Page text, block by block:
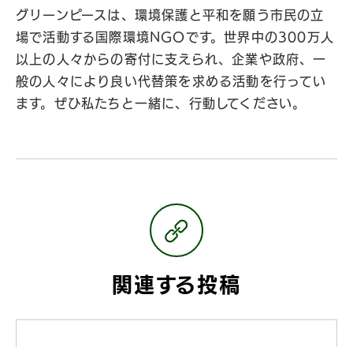
グリーンピースは、環境保護と平和を願う市民の立
場で活動する国際環境NGOです。世界中の300万人
以上の人々からの寄付に支えられ、企業や政府、一
般の人々により良い代替策を求める活動を行ってい
ます。ぜひ私たちと一緒に、行動してください。
関連する投稿